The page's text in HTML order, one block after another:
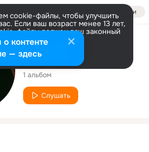
Войти
cookie-файлы, чтобы улучшить
Если ваш возраст менее 13 лет,
файлы должен ваш законный
Больше информации
Настроить
Исполнитель
Indiekola
1 альбом
Слушать
контенте
— здесь